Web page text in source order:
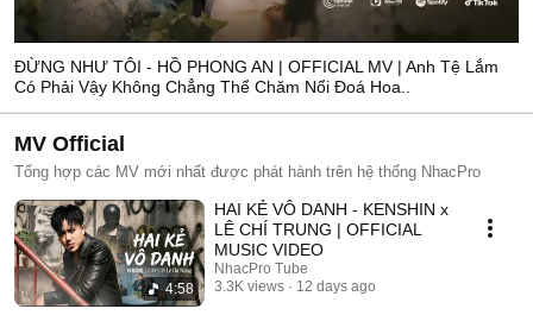
ĐỪNG NHƯ TÔI - HỒ PHONG AN | OFFICIAL MV | Anh Tệ Lắm
Có Phải Vậy Không Chẳng Thể Chăm Nổi Đoá Hoa..
MV Official
Tổng hợp các MV mới nhất được phát hành trên hệ thống NhacPro
4:58
HAI KẺ VÔ DANH - KENSHIN x
LÊ CHÍ TRUNG | OFFICIAL
MUSIC VIDEO
NhacPro Tube
3.3K views
12 days ago